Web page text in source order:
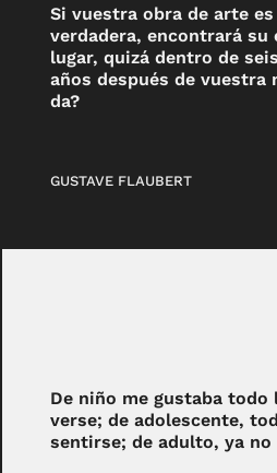
Si vuestra obra de arte
verdadera, encontrará su
lugar, quizá dentro de
años después de vuestra
da?
GUSTAVE FLAUBERT
De niño me gustaba todo
verse; de adolescente,
sentirse; de adulto, ya no